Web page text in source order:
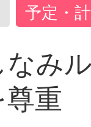
予定・
み
重